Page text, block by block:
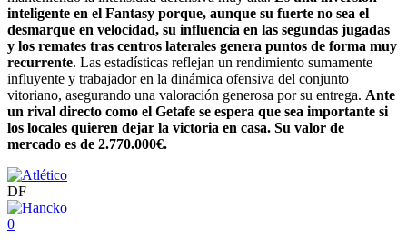
inteligente en el Fantasy porque, aunque su fuerte no sea el
desmarque en velocidad, su influencia en las segundas jugadas
y los remates tras centros laterales genera puntos de forma muy
recurrente. Las estadísticas reflejan un rendimiento sumamente
influyente y trabajador en la dinámica ofensiva del conjunto
vitoriano, asegurando una valoración generosa por su entrega. Ante
un rival directo como el Getafe se espera que sea importante si
los locales quieren dejar la victoria en casa. Su valor de
mercado es de 2.770.000€.
DF
0